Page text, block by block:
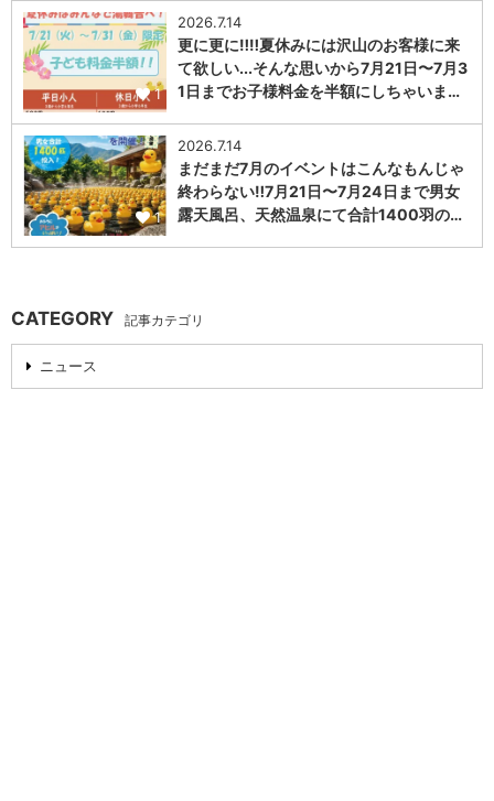
1
2026.7.14
更に更に‼️‼️夏休みには沢山のお客様に来
て欲しい...そんな思いから7月21日〜7月3
1日までお子様料金を半額にしちゃいま…
1
2026.7.14
まだまだ7月のイベントはこんなもんじゃ
終わらない‼️7月21日〜7月24日まで男女
露天風呂、天然温泉にて合計1400羽の…
CATEGORY 記事カテゴリ
ニュース